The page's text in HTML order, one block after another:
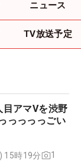
ニュース
TV放送予定
アマVを渋野
っっっっごい
15時19分
1